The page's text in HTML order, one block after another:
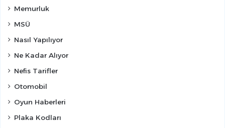
Memurluk
MSÜ
Nasıl Yapılıyor
Ne Kadar Alıyor
Nefis Tarifler
Otomobil
Oyun Haberleri
Plaka Kodları